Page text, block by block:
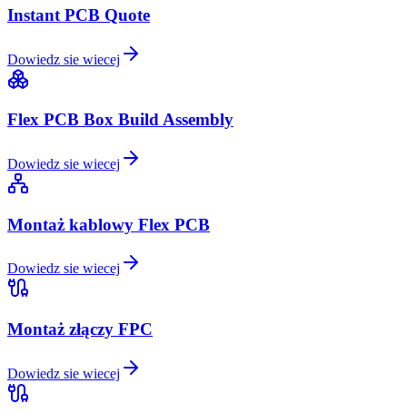
Instant PCB Quote
Dowiedz sie wiecej
Flex PCB Box Build Assembly
Dowiedz sie wiecej
Montaż kablowy Flex PCB
Dowiedz sie wiecej
Montaż złączy FPC
Dowiedz sie wiecej